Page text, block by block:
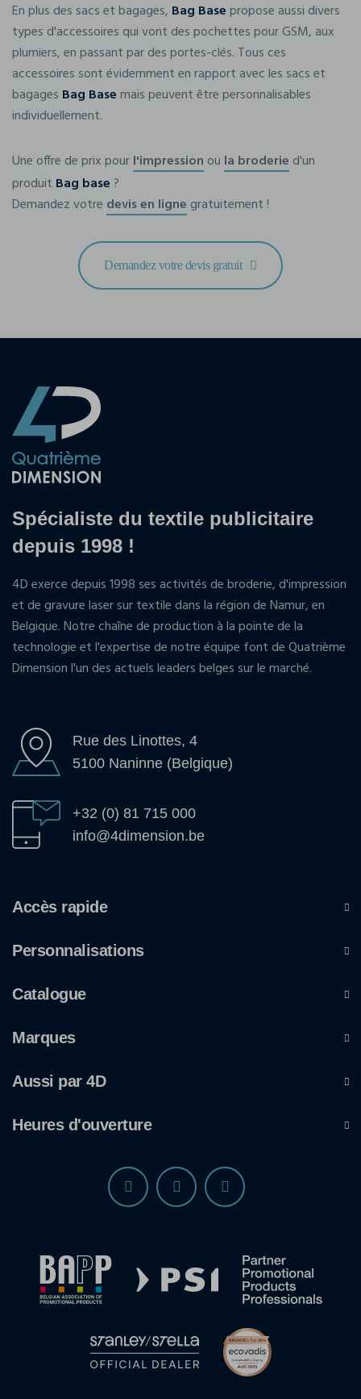
En plus des sacs et bagages, Bag Basepropose aussi divers
types d'accessoires qui vont des pochettes pour GSM, aux
plumiers, en passant par des portes-clés. Tous ces
accessoires sont évidemment en rapport avec les sacs et
bagages Bag Basemais peuvent être personnalisables
individuellement.
Une offre de prix pourl'impression ou la broderie d'un
produit Bag base ?
Demandez votre devis en ligne gratuitement !
Demandez votre devis gratuit
Spécialiste du textile publicitaire
depuis 1998 !
4D exerce depuis 1998 ses activités de broderie, d'impression
et de gravure laser sur textile dans la région de Namur, en
Belgique. Notre chaîne de production à la pointe de la
technologie et l'expertise de notre équipe font de Quatrième
Dimension l'un des actuels leaders belges sur le marché.
Rue des Linottes, 4
5100 Naninne (Belgique)
+32 (0) 81 715 000
info@4dimension.be
Accès rapide
Personnalisations
Catalogue
Marques
Aussi par 4D
Heures d'ouverture